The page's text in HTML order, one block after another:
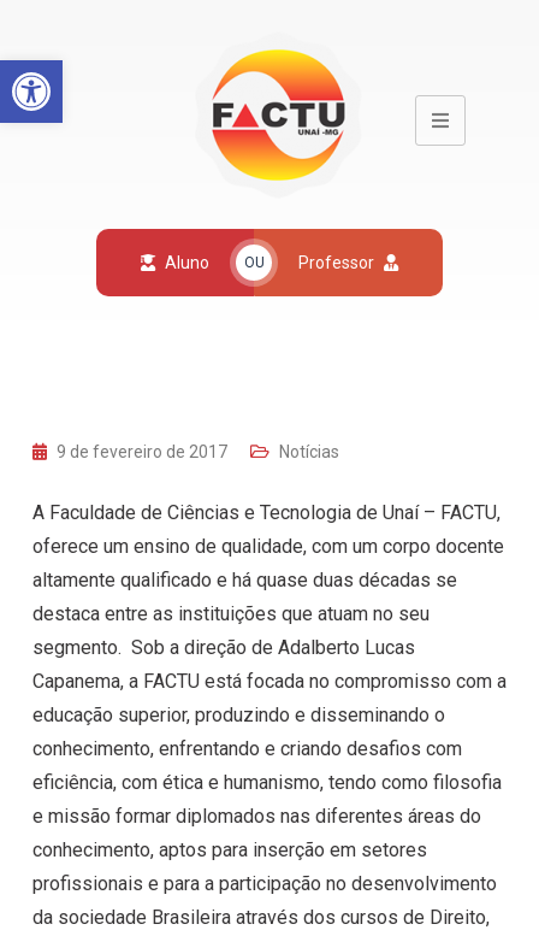
Open toolbar
Aluno OU Professor
9 de fevereiro de 2017 Notícias
A Faculdade de Ciências e Tecnologia de Unaí – FACTU,
oferece um ensino de qualidade, com um corpo docente
altamente qualificado e há quase duas décadas se
destaca entre as instituições que atuam no seu
segmento. Sob a direção de Adalberto Lucas
Capanema, a FACTU está focada no compromisso com a
educação superior, produzindo e disseminando o
conhecimento, enfrentando e criando desafios com
eficiência, com ética e humanismo, tendo como filosofia
e missão formar diplomados nas diferentes áreas do
conhecimento, aptos para inserção em setores
profissionais e para a participação no desenvolvimento
da sociedade Brasileira através dos cursos de Direito,